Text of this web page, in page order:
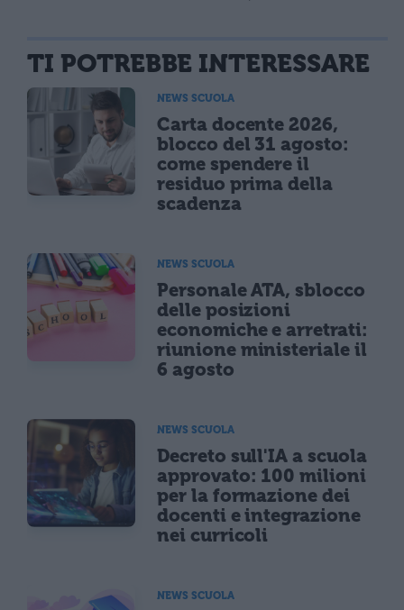
TI POTREBBE INTERESSARE
NEWS SCUOLA
Carta docente 2026,
blocco del 31 agosto:
come spendere il
residuo prima della
scadenza
NEWS SCUOLA
Personale ATA, sblocco
delle posizioni
economiche e arretrati:
riunione ministeriale il
6 agosto
NEWS SCUOLA
Decreto sull'IA a scuola
approvato: 100 milioni
per la formazione dei
docenti e integrazione
nei curricoli
NEWS SCUOLA